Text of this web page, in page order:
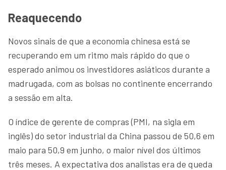
Reaquecendo
Novos sinais de que a economia chinesa está se
recuperando em um ritmo mais rápido do que o
esperado animou os investidores asiáticos durante a
madrugada, com as bolsas no continente encerrando
a sessão em alta.
O índice de gerente de compras (PMI, na sigla em
inglês) do setor industrial da China passou de 50,6 em
maio para 50,9 em junho, o maior nível dos últimos
três meses. A expectativa dos analistas era de queda